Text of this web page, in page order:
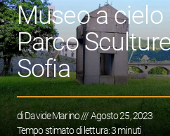
Museo a cielo
Parco
Sofia
diDavide Marino/// Agosto 25, 2023
Tempo stimato di lettura:3minuti